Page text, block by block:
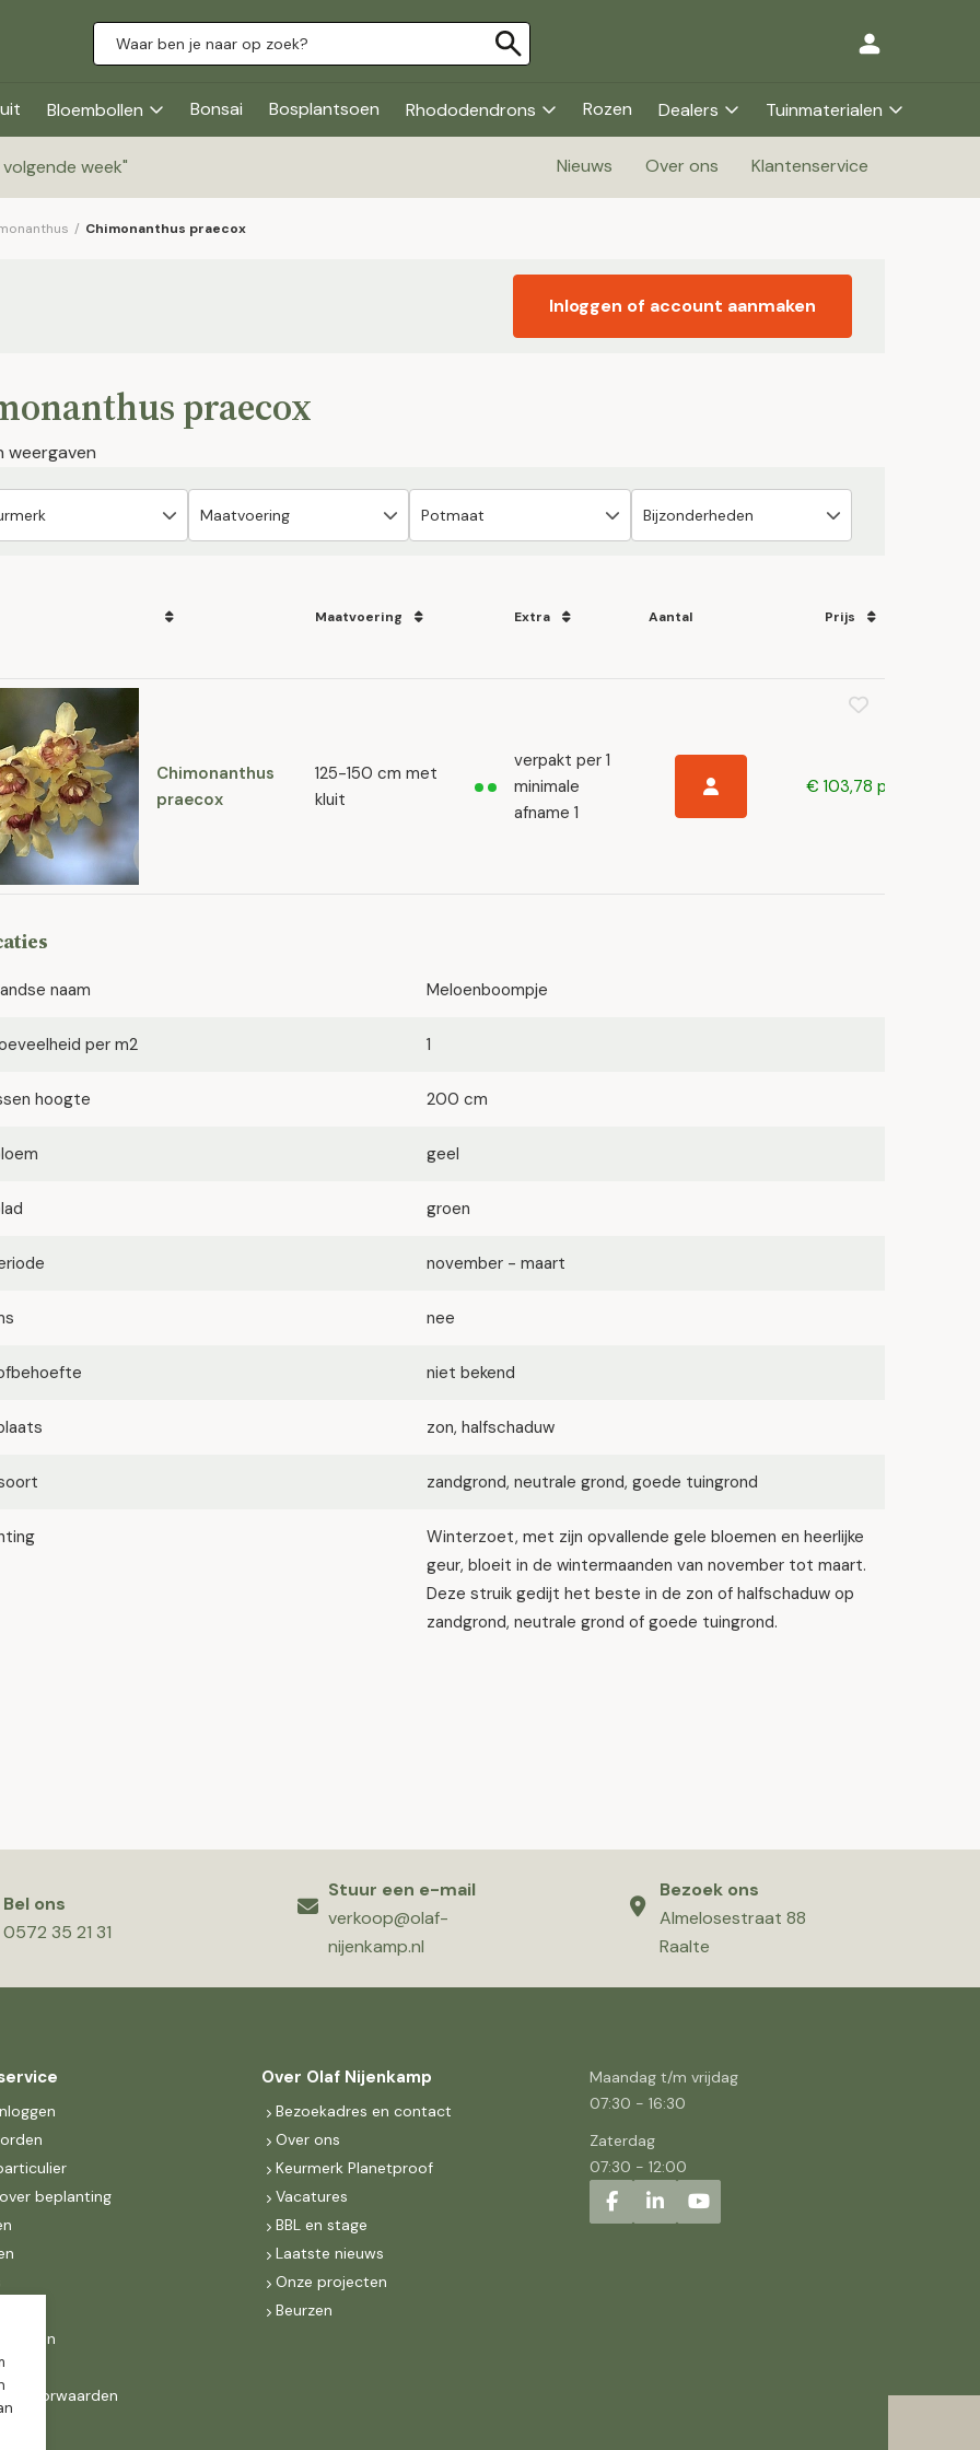
Bloembollen Bonsai Bosplantsoen Rhododendrons Rozen Dealers Tuinmaterialen
week" Nieuws Over ons Klantenservice
/ Chimonanthus praecox
Inloggen of account aanmaken
praecox
weergaven
Maatvoering Extra Aantal Prijs
Chimonanthus
praecox
125-150 cm met
kluit
verpakt per 1
minimale
afname 1
€ 103,78 p/s
naam Meloenboompje
per m2 1
hoogte 200 cm
geel
groen
november - maart
nee
niet bekend
zon, halfschaduw
zandgrond, neutrale grond, goede tuingrond
Winterzoet, met zijn opvallende gele bloemen en heerlijke
geur, bloeit in de wintermaanden van november tot maart.
Deze struik gedijt het beste in de zon of halfschaduw op
zandgrond, neutrale grond of goede tuingrond.
Bel ons
0572 35 21 31
Stuur een e-mail
verkoop@olaf-
nijenkamp.nl
Bezoek ons
Almelosestraat 88
Raalte
beplanting
Groen
voorwaarden
Over Olaf Nijenkamp
Bezoekadres en contact
Over ons
Keurmerk Planetproof
Vacatures
BBL en stage
Laatste nieuws
Onze projecten
Beurzen
Maandag t/m vrijdag
07:30 - 16:30
Zaterdag
07:30 - 12:00